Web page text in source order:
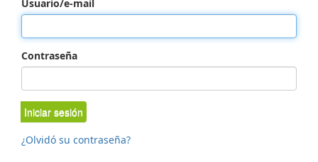
Usuario/e-mail
Contraseña
Iniciar sesión
¿Olvidó su contraseña?